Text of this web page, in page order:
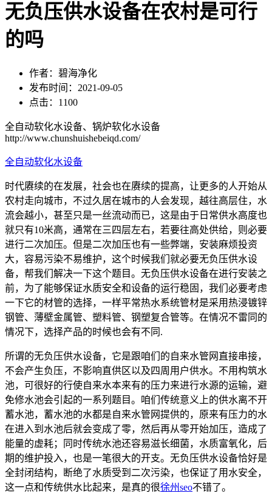
无负压供水设备在农村是可行
的吗
作者：碧海净化
发布时间：2021-09-05
点击：1100
全自动软化水设备、锅炉软化水设备
http://www.chunshuishebeiqd.com/
全自动软化水设备
时代赓续的在发展，社会也在赓续的提高，让更多的人开始从
农村走向城市，不过久居在城市的人会发现，越往高层住，水
流会越小，甚至只是一丝流动而已，这是由于日常供水高度也
就只有10米高，通常在三四层左右，若要往高处供给，则必要
进行二次加压。但是二次加压也有一些弊端，安装麻烦投资
大，容易污染不易维护，这个时候我们就必要无负压供水设
备，帮我们解决一下这个题目。无负压供水设备在进行安装之
前，为了能够保证水质安全和设备的运行稳固，我们必要考虑
一下它的材管的选择，一样平常热水系统管材是采用热浸镀锌
钢管、薄壁金属管、塑料管、钢塑复合管等。在情况不雷同的
情况下，选择产品的时候也会有不同.
所谓的无负压供水设备，它是跟咱们的自来水管网直接串接，
不会产生负压，不影响直供区以及四周用户供水。不用构筑水
池，可很好的行使自来水本来有的压力来进行水源的运输，避
免修水池会引起的一系列题目。咱们传统意义上的供水离不开
蓄水池，蓄水池的水都是自来水管网提供的，原来有压力的水
在进入到水池后就会变成了零，然后再从零开始加压，造成了
能量的虚耗；同时传统水池还容易滋长细菌，水质富氧化，后
期的维护投入，也是一笔很大的开支。无负压供水设备恰好是
全封闭结构，断绝了水质受到二次污染，也保证了用水安全，
这一点和传统供水比起来，是真的很徐州seo不错了。